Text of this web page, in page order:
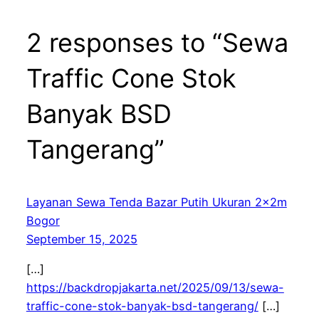
2 responses to “Sewa
Traffic Cone Stok
Banyak BSD
Tangerang”
Layanan Sewa Tenda Bazar Putih Ukuran 2x2m
Bogor
September 15, 2025
[…]
https://backdropjakarta.net/2025/09/13/sewa-
traffic-cone-stok-banyak-bsd-tangerang/[…]